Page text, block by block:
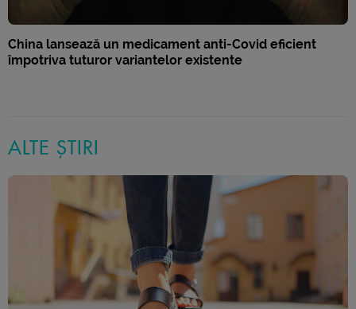
China lansează un medicament anti-Covid eficient
împotriva tuturor variantelor existente
ALTE ȘTIRI